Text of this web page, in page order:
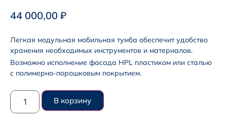
44 000,00 ₽
Легкая модульная мобильная тумба обеспечит удобство
хранения необходимых инструментов и материалов.
Возможно исполнение фасада HPL пластиком или сталью
с полимерно-порошковым покрытием.
В корзину